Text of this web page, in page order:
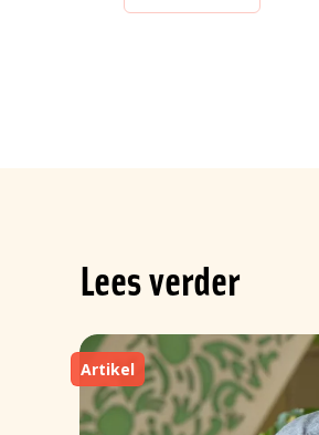
Lees verder
Artikel